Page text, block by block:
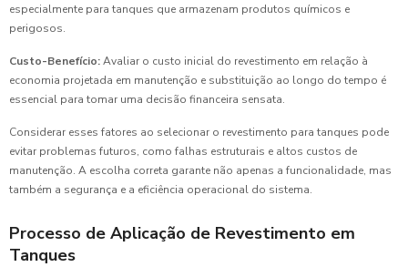
especialmente para tanques que armazenam produtos químicos e
perigosos.
Custo-Benefício:Avaliar o custo inicial do revestimento em relação à
economia projetada em manutenção e substituição ao longo do tempo é
essencial para tomar uma decisão financeira sensata.
Considerar esses fatores ao selecionar o revestimento para tanques pode
evitar problemas futuros, como falhas estruturais e altos custos de
manutenção. A escolha correta garante não apenas a funcionalidade, mas
também a segurança e a eficiência operacional do sistema.
Processo de Aplicação de Revestimento em
Tanques